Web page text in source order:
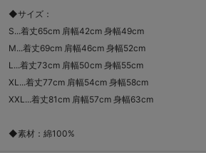
◆サイズ：
S...着丈65cm 肩幅42cm 身幅49cm
M...着丈69cm 肩幅46cm 身幅52cm
L...着丈73cm 肩幅50cm 身幅55cm
XL...着丈77cm 肩幅54cm 身幅58cm
XXL...着丈81cm 肩幅57cm 身幅63cm
◆素材：綿100%